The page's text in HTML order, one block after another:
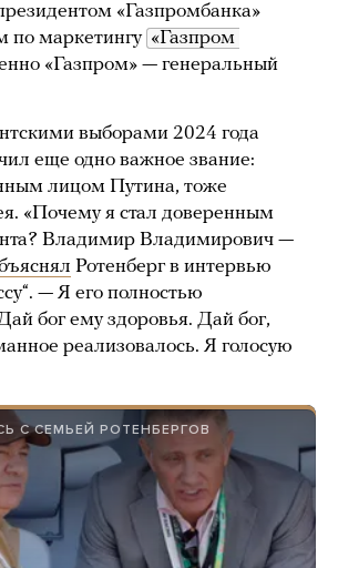
«Газпромбанка»
по маркетингу «Газпром
«Газпром» — генеральный
выборами 2024 года
еще одно важное звание:
лицом Путина, тоже
«Почему я стал доверенным
Владимир Владимирович —
Ротенберг в интервью
— Я его полностью
бог ему здоровья. Дай бог,
реализовалось. Я голосую
С СЕМЬЕЙ РОТЕНБЕРГОВ